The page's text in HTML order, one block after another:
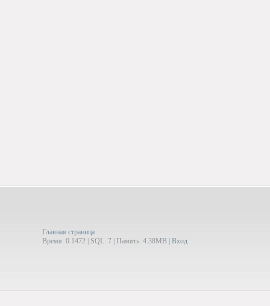
Главная страница
Время: 0.1472 | SQL: 7 | Память: 4.38MB Вход